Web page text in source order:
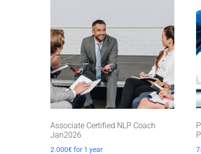
Associate Certified NLP Coach
Jan2026
2.000€for 1 year